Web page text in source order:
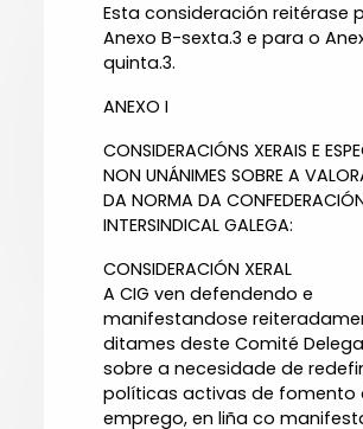
Esta consideración reitérase
Anexo B-sexta.3 e para o
quinta.3.
ANEXO I
CONSIDERACIÓNS XERAIS E
NON UNÁNIMES SOBRE A
DA NORMA DA
INTERSINDICAL GALEGA:
CONSIDERACIÓN XERAL
A CIG ven defendendo e
manifestandose
ditames deste Comité
sobre a necesidade de
políticas activas de fomento
emprego, en liña co